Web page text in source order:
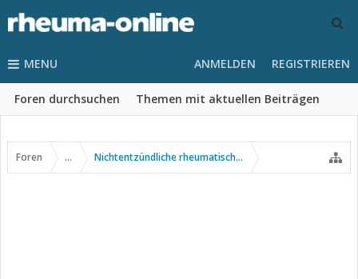
MENU
Foren durchsuchen Themen mit aktuellen Beiträgen
ANMELDEN REGISTRIEREN
Foren ... Nichtentzündliche rheumatische Erkrankungen